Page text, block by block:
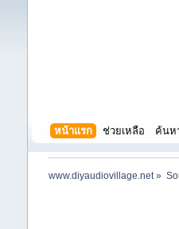
หน้าแรก ช่วยเหลือ ค้นห
www.diyaudiovillage.net»